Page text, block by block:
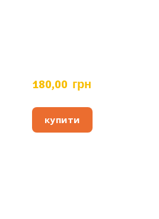
180,00  грн
купити